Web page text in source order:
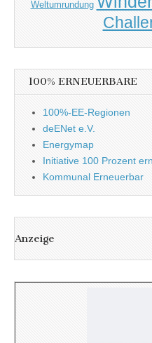
Weltumrundung
100% ERNEUERBARE
100%-EE-Regionen
deENet e.V.
Energymap
Initiative 100 Prozent
Kommunal Erneuerbar
Anzeige